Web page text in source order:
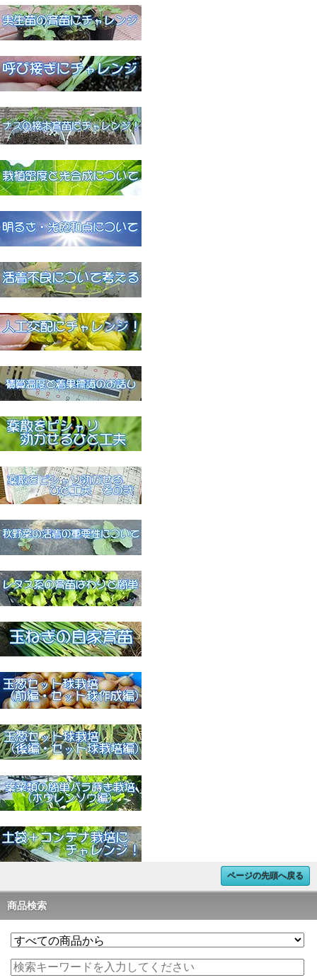
ページの先頭へ戻る
商品検索